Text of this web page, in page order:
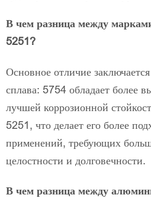
В чем разница между
5251?
Основное отличие
сплава: 5754 обладает более
лучшей коррозионной
5251, что делает его более
применений, требующих
целостности и долговечности.
В чем разница между